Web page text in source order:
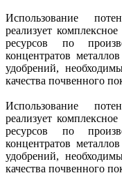
Использование
реализует
ресурсов по
концентратов
удобрений,
качества почвенного
Использование
реализует
ресурсов по
концентратов
удобрений,
качества почвенного